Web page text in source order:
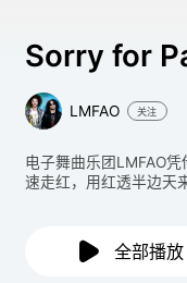
Sorry for
LMFAO 关注
电子舞曲乐团LMFAO
速走红，用红透半边天
全部播放